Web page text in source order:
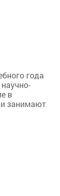
года
в
и занимают